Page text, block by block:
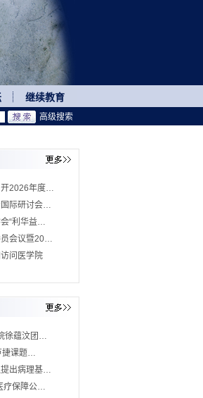
继续教育
高级搜索
开2026年度…
国际研讨会…
“利华益…
员会议暨20…
问医学院
徐蕴汶团…
捷课题…
提出病理基…
疗保障公…